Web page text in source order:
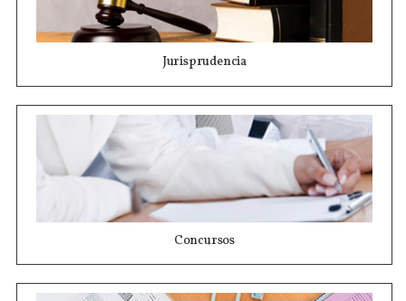
Jurisprudencia
Concursos